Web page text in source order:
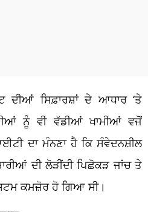
ਦੀਆਂ ਸਿਫ਼ਾਰਸ਼ਾਂ ਦੇ ਆਧਾਰ ‘ਤੇ
ਨੂੰ ਵੀ ਵੱਡੀਆਂ ਖਾਮੀਆਂ ਵਜੋਂ
ਦਾ ਮੰਨਣਾ ਹੈ ਕਿ ਸੰਵੇਦਨਸ਼ੀਲ
ਦੀ ਲੋੜੀਂਦੀ ਪਿਛੋਕੜ ਜਾਂਚ ਤੇ
ਕਮਜ਼ੋਰ ਹੋ ਗਿਆ ਸੀ।